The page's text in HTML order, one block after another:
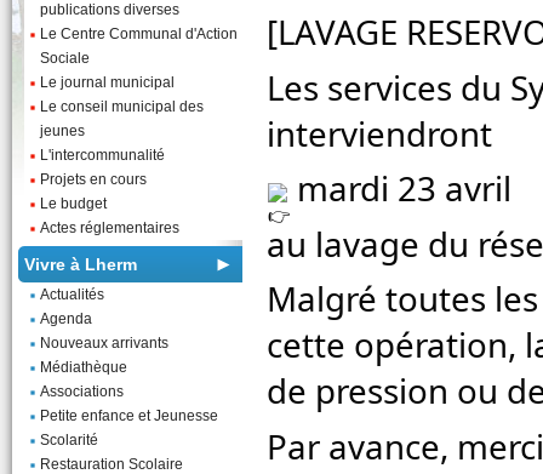
publications diverses
Le Centre Communal d'Action
Sociale
Le journal municipal
Le conseil municipal des
jeunes
L'intercommunalité
Projets en cours
Le budget
Actes réglementaires
Vivre à Lherm
Actualités
Agenda
Nouveaux arrivants
Médiathèque
Associations
Petite enfance et Jeunesse
Scolarité
Restauration Scolaire
[LAVAGE
Les services du
interviendront
mardi 23 avril
au lavage du
Malgré toutes
cette opération,
de pression ou
Par avance,